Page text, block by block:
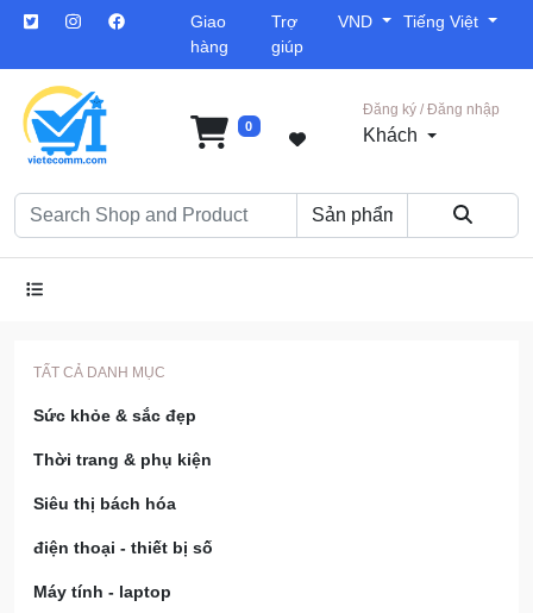
Giao
hàng
Trợ
giúp
VND Tiếng Việt
0
Đăng ký / Đăng nhập
Khách
TẤT CẢ DANH MỤC
Sức khỏe & sắc đẹp
Thời trang & phụ kiện
Siêu thị bách hóa
điện thoại - thiết bị số
Máy tính - laptop